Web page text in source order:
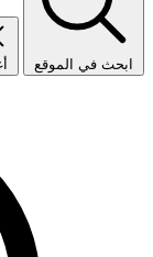
ابحث في الموقع